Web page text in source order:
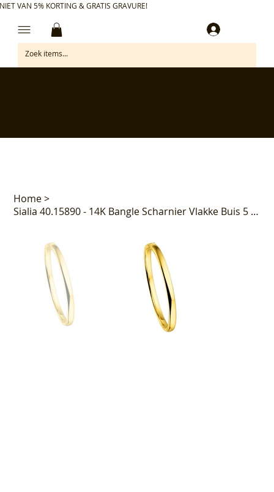
VAN 5% KORTING & GRATIS GRAVURE!
Home>
Sialia 40.15890 - 14K Bangle Scharnier Vlakke Buis 5 x 60mm